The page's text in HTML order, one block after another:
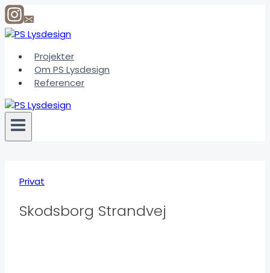
Fortsæt
til
indhold
Projekter
Om PS Lysdesign
Referencer
Privat
Skodsborg Strandvej